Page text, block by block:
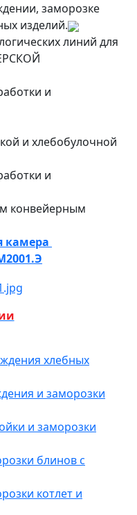
заморозке
изделий.
линий для
и
и хлебобулочной
и
конвейерным
камера
хлебных
и заморозки
и заморозки
блинов с
котлет и